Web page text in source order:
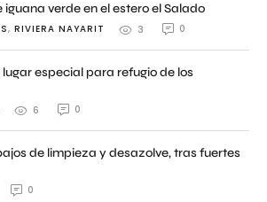
iguana verde en el estero el Salado
, RIVIERA NAYARIT 3 0
especial para refugio de los
6 0
de limpieza y desazolve, tras fuertes
0